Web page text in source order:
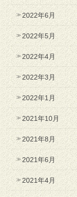
2022年6月
2022年5月
2022年4月
2022年3月
2022年1月
2021年10月
2021年8月
2021年6月
2021年4月